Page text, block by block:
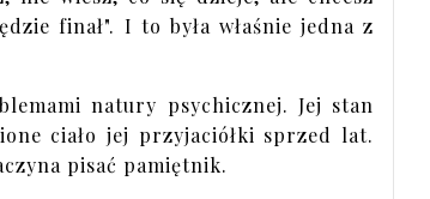
finał". I to była właśnie jedna z
natury psychicznej. Jej stan
ciało jej przyjaciółki sprzed lat.
pisać pamiętnik.